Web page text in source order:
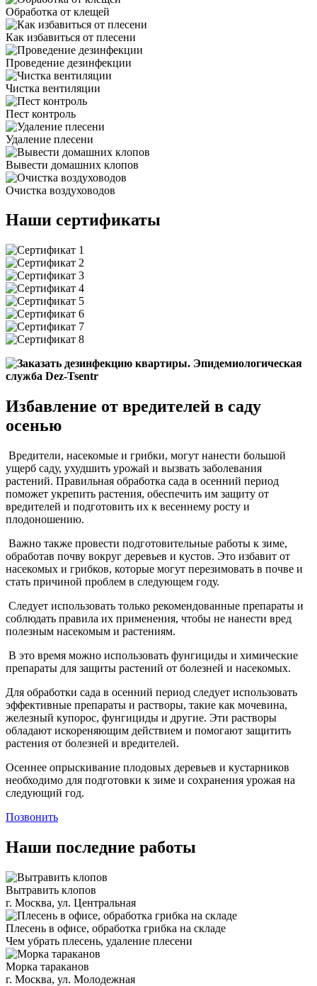
Обработка от клещей
Как избавиться от плесени
Проведение дезинфекции
Чистка вентиляции
Пест контроль
Удаление плесени
Вывести домашних клопов
Очистка воздуховодов
Наши сертификаты
Избавление от вредителей в саду
осенью
Вредители, насекомые и грибки, могут нанести большой
ущерб саду, ухудшить урожай и вызвать заболевания
растений. Правильная обработка сада в осенний период
поможет укрепить растения, обеспечить им защиту от
вредителей и подготовить их к весеннему росту и
плодоношению.
Важно также провести подготовительные работы к зиме,
обработав почву вокруг деревьев и кустов. Это избавит от
насекомых и грибков, которые могут перезимовать в почве и
стать причиной проблем в следующем году.
Следует использовать только рекомендованные препараты и
соблюдать правила их применения, чтобы не нанести вред
полезным насекомым и растениям.
В это время можно использовать фунгициды и химические
препараты для защиты растений от болезней и насекомых.
Для обработки сада в осенний период следует использовать
эффективные препараты и растворы, такие как мочевина,
железный купорос, фунгициды и другие. Эти растворы
обладают искореняющим действием и помогают защитить
растения от болезней и вредителей.
Осеннее опрыскивание плодовых деревьев и кустарников
необходимо для подготовки к зиме и сохранения урожая на
следующий год.
Позвонить
Наши последние работы
Вытравить клопов
г. Москва, ул. Центральная
Плесень в офисе, обработка грибка на складе
Чем убрать плесень, удаление плесени
Морка тараканов
г. Москва, ул. Молодежная